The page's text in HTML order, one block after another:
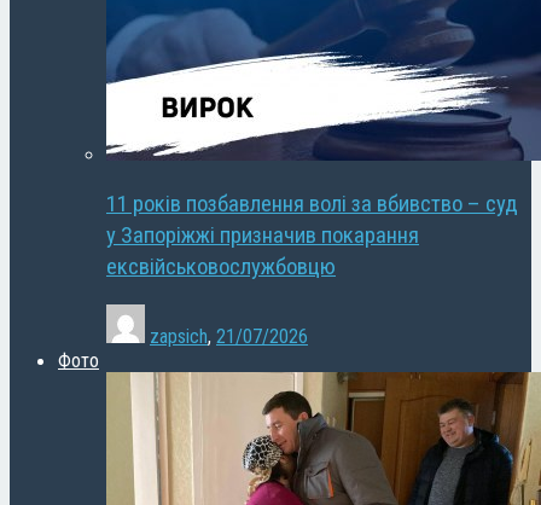
11 років позбавлення волі за вбивство – суд
у Запоріжжі призначив покарання
ексвійськовослужбовцю
zapsich, 21/07/2026
Фото